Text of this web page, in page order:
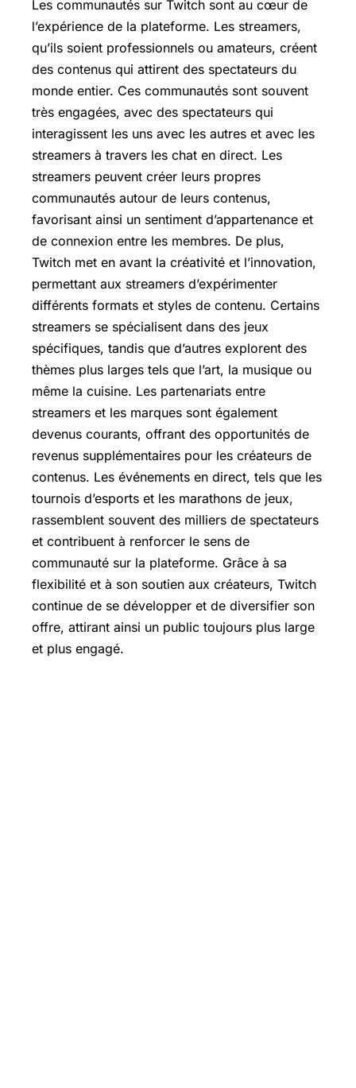
Les communautés sur Twitch sont au cœur de
l’expérience de la plateforme. Les streamers,
qu’ils soient professionnels ou amateurs, créent
des contenus qui attirent des spectateurs du
monde entier. Ces communautés sont souvent
très engagées, avec des spectateurs qui
interagissent les uns avec les autres et avec les
streamers à travers les chat en direct. Les
streamers peuvent créer leurs propres
communautés autour de leurs contenus,
favorisant ainsi un sentiment d’appartenance et
de connexion entre les membres. De plus,
Twitch met en avant la créativité et l’innovation,
permettant aux streamers d’expérimenter
différents formats et styles de contenu. Certains
streamers se spécialisent dans des jeux
spécifiques, tandis que d’autres explorent des
thèmes plus larges tels que l’art, la musique ou
même la cuisine. Les partenariats entre
streamers et les marques sont également
devenus courants, offrant des opportunités de
revenus supplémentaires pour les créateurs de
contenus. Les événements en direct, tels que les
tournois d’esports et les marathons de jeux,
rassemblent souvent des milliers de spectateurs
et contribuent à renforcer le sens de
communauté sur la plateforme. Grâce à sa
flexibilité et à son soutien aux créateurs, Twitch
continue de se développer et de diversifier son
offre, attirant ainsi un public toujours plus large
et plus engagé.